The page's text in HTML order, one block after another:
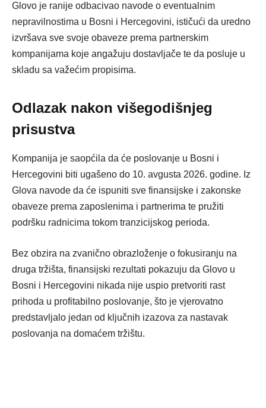
Glovo je ranije odbacivao navode o eventualnim
nepravilnostima u Bosni i Hercegovini, ističući da uredno
izvršava sve svoje obaveze prema partnerskim
kompanijama koje angažuju dostavljače te da posluje u
skladu sa važećim propisima.
Odlazak nakon višegodišnjeg
prisustva
Kompanija je saopćila da će poslovanje u Bosni i
Hercegovini biti ugašeno do 10. avgusta 2026. godine. Iz
Glova navode da će ispuniti sve finansijske i zakonske
obaveze prema zaposlenima i partnerima te pružiti
podršku radnicima tokom tranzicijskog perioda.
Bez obzira na zvanično obrazloženje o fokusiranju na
druga tržišta, finansijski rezultati pokazuju da Glovo u
Bosni i Hercegovini nikada nije uspio pretvoriti rast
prihoda u profitabilno poslovanje, što je vjerovatno
predstavljalo jedan od ključnih izazova za nastavak
poslovanja na domaćem tržištu.